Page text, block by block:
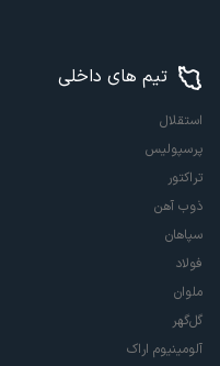
تیم های داخلی
استقلال
پرسپولیس
تراکتور
ذوب آهن
سپاهان
فولاد
ملوان
گل‌گهر
آلومینیوم اراک